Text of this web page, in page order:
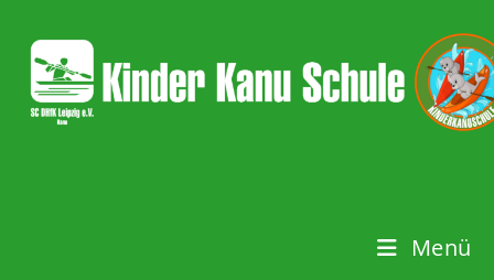
Menü